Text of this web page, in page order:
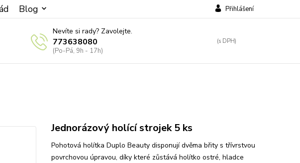
Blog Přihlášení
Nevíte si rady? Zavolejte.
773638080
(Po-Pá, 9h - 17h)
Jednorázový holící strojek 5 ks
Pohotová holítka Duplo Beauty disponují dvěma břity s třívrstvou
povrchovou úpravou, díky které zůstává holítko ostré, hladce